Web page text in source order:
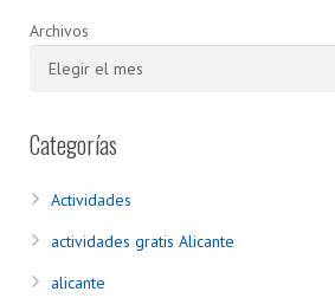
Archivos
Categorías
Actividades
actividades gratis Alicante
alicante